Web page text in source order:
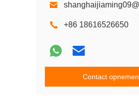
+86 18616526650
Contact opnemen